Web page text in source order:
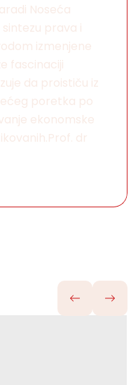
Noseća
prava i
izmenjene
fascinaciji
da proističu iz
poretka po
ekonomske
dr